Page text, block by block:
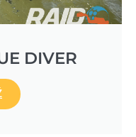
DIVER